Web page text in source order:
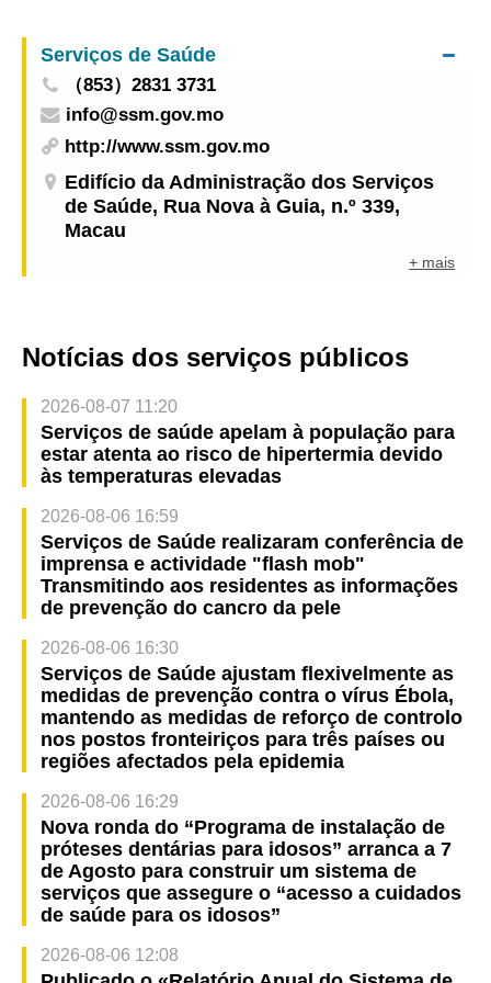
empresa de lazer Inscrições abertas a partir de
11 de Fevereiro
Serviços de Saúde
（853）2831 3731
info@ssm.gov.mo
http://www.ssm.gov.mo
Edifício da Administração dos Serviços
de Saúde, Rua Nova à Guia, n.º 339,
Macau
+ mais
Notícias dos serviços públicos
2026-08-07 11:20
Serviços de saúde apelam à população para
estar atenta ao risco de hipertermia devido
às temperaturas elevadas
2026-08-06 16:59
Serviços de Saúde realizaram conferência de
imprensa e actividade "flash mob"
Transmitindo aos residentes as informações
de prevenção do cancro da pele
2026-08-06 16:30
Serviços de Saúde ajustam flexivelmente as
medidas de prevenção contra o vírus Ébola,
mantendo as medidas de reforço de controlo
nos postos fronteiriços para três países ou
regiões afectados pela epidemia
2026-08-06 16:29
Nova ronda do “Programa de instalação de
próteses dentárias para idosos” arranca a 7
de Agosto para construir um sistema de
serviços que assegure o “acesso a cuidados
de saúde para os idosos”
2026-08-06 12:08